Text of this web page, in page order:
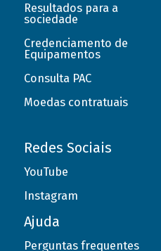
Resultados para a
sociedade
Credenciamento de
Equipamentos
Consulta PAC
Moedas contratuais
Redes Sociais
YouTube
Instagram
Ajuda
Perguntas frequentes